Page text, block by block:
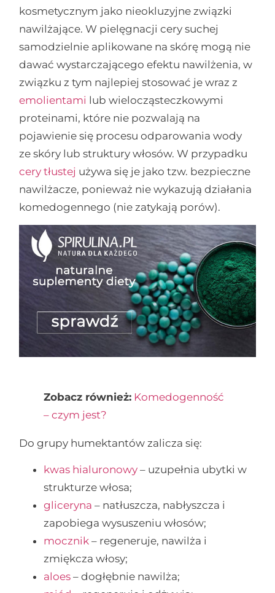
kosmetycznym jako nieokluzyjne związki
nawilżające. W pielęgnacji cery suchej
samodzielnie aplikowane na skórę mogą nie
dawać wystarczającego efektu nawilżenia, w
związku z tym najlepiej stosować je wraz z
emolientami lub wielocząsteczkowymi
proteinami, które nie pozwalają na
pojawienie się procesu odparowania wody
ze skóry lub struktury włosów. W przypadku
cery tłustej używa się je jako tzw. bezpieczne
nawilżacze, ponieważ nie wykazują działania
komedogennego (nie zatykają porów).
Zobacz również: Komedogenność
– czym jest?
Do grupy humektantów zalicza się:
kwas hialuronowy – uzupełnia ubytki w
strukturze włosa;
gliceryna – natłuszcza, nabłyszcza i
zapobiega wysuszeniu włosów;
mocznik – regeneruje, nawilża i
zmiękcza włosy;
aloes – dogłębnie nawilża;